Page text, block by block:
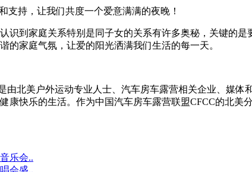
支持，让我们共度一个爱意满满的夜晚！
识到家庭关系特别是同子女的关系有许多奥秘，关键的
的家庭气氛，让爱的阳光洒满我们生活的每一天。
由北美户外运动专业人士、汽车房车露营相关企业、媒
康快乐的生活。作为中国汽车房车露营联盟CFCC的北美
乐会..
会盛..